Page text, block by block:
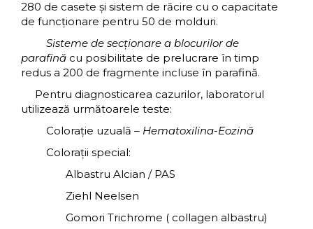
280 de casete şi sistem de răcire cu o capacitate
de funcţionare pentru 50 de molduri.
Sisteme de secţionare a blocurilor de
parafină cu posibilitate de prelucrare în timp
redus a 200 de fragmente incluse în parafină.
Pentru diagnosticarea cazurilor, laboratorul
utilizează următoarele teste:
Coloraţie uzuală – Hematoxilina-Eozină
Coloraţii special:
Albastru Alcian / PAS
Ziehl Neelsen
Gomori Trichrome ( collagen albastru)